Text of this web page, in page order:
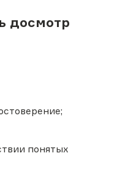
досмотр
понятых